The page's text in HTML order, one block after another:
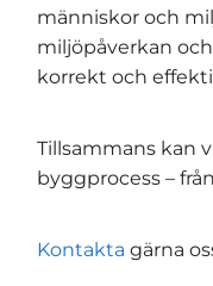
människor och
miljöpåverkan
korrekt och
Tillsammans kan
byggprocess –
Kontakta gärna